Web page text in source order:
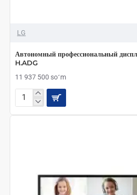
LG
Автономный профессиональный
H.ADG
11 937 500 soʻm
Автономный